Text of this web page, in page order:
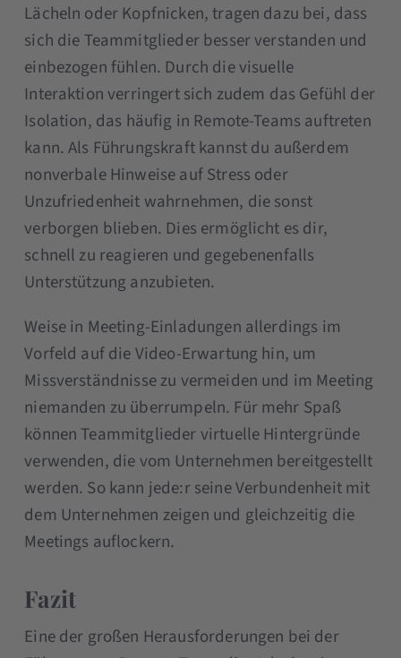
Lächeln oder Kopfnicken, tragen dazu bei, dass
sich die Teammitglieder besser verstanden und
einbezogen fühlen. Durch die visuelle
Interaktion verringert sich zudem das Gefühl der
Isolation, das häufig in Remote-Teams auftreten
kann. Als Führungskraft kannst du außerdem
nonverbale Hinweise auf Stress oder
Unzufriedenheit wahrnehmen, die sonst
verborgen blieben. Dies ermöglicht es dir,
schnell zu reagieren und gegebenenfalls
Unterstützung anzubieten.
Weise in Meeting-Einladungen allerdings im
Vorfeld auf die Video-Erwartung hin, um
Missverständnisse zu vermeiden und im Meeting
niemanden zu überrumpeln. Für mehr Spaß
können Teammitglieder virtuelle Hintergründe
verwenden, die vom Unternehmen bereitgestellt
werden. So kann jede:r seine Verbundenheit mit
dem Unternehmen zeigen und gleichzeitig die
Meetings auflockern.
Fazit
Eine der großen Herausforderungen bei der